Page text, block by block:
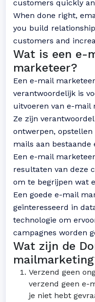
customers quickly
When done right,
you build
customers and
Wat is een e-
marketeer?
Een e-mail
verantwoordelijk is
uitvoeren van e-mail
Ze zijn
ontwerpen, opstellen
mails aan
Een e-mail
resultaten van deze
om te begrijpen wat
Een goede e-mail
geïnteresseerd in
technologie om
campagnes worden
Wat zijn de
Verzend geen
verzend geen e-
je niet hebt